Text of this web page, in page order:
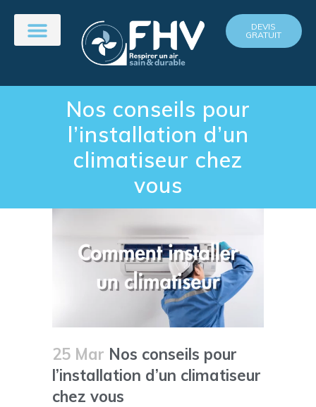
DEVIS
GRATUIT
Nos conseils pour
l’installation d’un
climatiseur chez
vous
25 Mar Nos conseils pour
l’installation d’un climatiseur
chez vous